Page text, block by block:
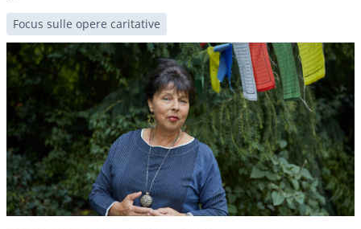
Focus sulle opere caritative